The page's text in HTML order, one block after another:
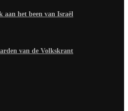
aan het been van Israël
van de Volkskrant